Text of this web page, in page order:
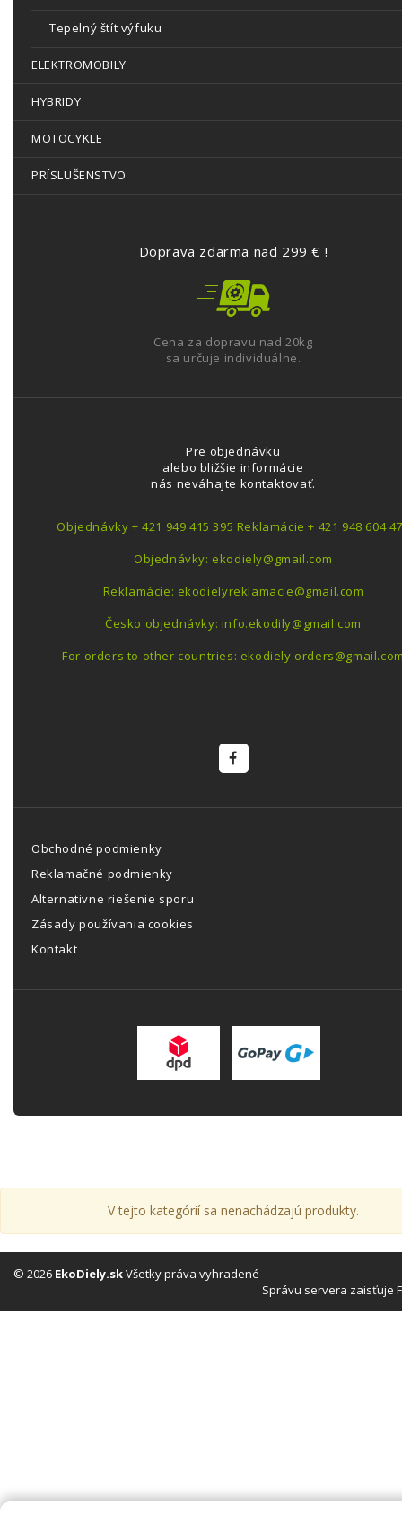
Tepelný štít výfuku
ELEKTROMOBILY
HYBRIDY
MOTOCYKLE
PRÍSLUŠENSTVO
Doprava zdarma nad 299 € !
Cena za dopravu nad 20kg
sa určuje individuálne.
Pre objednávku
alebo bližšie informácie
nás neváhajte kontaktovať.
Objednávky + 421 949 415 395 Reklamácie + 421 948 604
Objednávky: ekodiely@gmail.com
Reklamácie: ekodielyreklamacie@gmail.com
Česko objednávky: info.ekodily@gmail.com
For orders to other countries:
Obchodné podmienky
Reklamačné podmienky
Alternativne riešenie sporu
Zásady používania cookies
Kontakt
V tejto kategórií sa nenachádzajú produkty.
© 2026 EkoDiely.skVšetky práva vyhradené
Správu servera zaisťuje